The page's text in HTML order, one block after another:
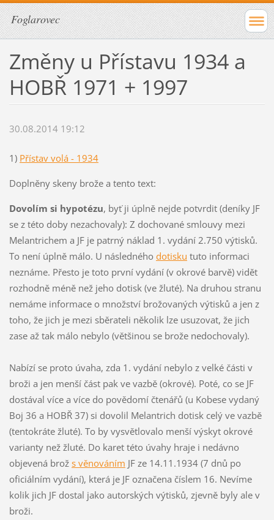
Foglarovec
Změny u Přístavu 1934 a
HOBŘ 1971 + 1997
30.08.2014 19:12
1) Přístav volá - 1934
Doplněny skeny brože a tento text:
Dovolím si hypotézu, byť ji úplně nejde potvrdit (deníky JF
se z této doby nezachovaly): Z dochované smlouvy mezi
Melantrichem a JF je patrný náklad 1. vydání 2.750 výtisků.
To není úplně málo. U následného dotisku tuto informaci
neznáme. Přesto je toto první vydání (v okrové barvě) vidět
rozhodně méně než jeho dotisk (ve žluté). Na druhou stranu
nemáme informace o množství brožovaných výtisků a jen z
toho, že jich je mezi sběrateli několik lze usuzovat, že jich
zase až tak málo nebylo (většinou se brože nedochovaly).
Nabízí se proto úvaha, zda 1. vydání nebylo z velké části v
broži a jen menší část pak ve vazbě (okrové). Poté, co se JF
dostával více a více do povědomí čtenářů (u Kobese vydaný
Boj 36 a HOBŘ 37) si dovolil Melantrich dotisk celý ve vazbě
(tentokráte žluté). To by vysvětlovalo menší výskyt okrové
varianty než žluté. Do karet této úvahy hraje i nedávno
objevená brož s věnováním JF ze 14.11.1934 (7 dnů po
oficiálním vydání), která je JF označena číslem 16. Nevíme
kolik jich JF dostal jako autorských výtisků, zjevně byly ale v
broži.